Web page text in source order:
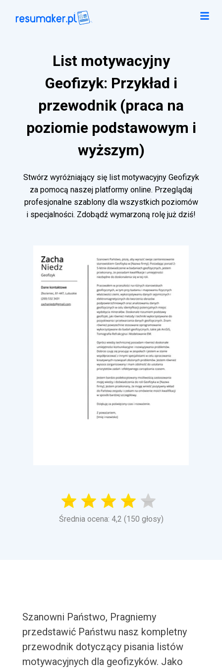
List motywacyjny
Geofizyk: Przykład i
przewodnik (praca na
poziomie podstawowym i
wyższym)
Stwórz wyróżniający się list motywacyjny Geofizyk
za pomocą naszej platformy online. Przeglądaj
profesjonalne szablony dla wszystkich poziomów
i specjalności. Zdobądź wymarzoną rolę już dziś!
Średnia ocena: 4,2 (150 głosy)
Szanowni Państwo, Pragniemy
przedstawić Państwu nasz kompletny
przewodnik dotyczący pisania listów
motywacyjnych dla geofizyków. Jako